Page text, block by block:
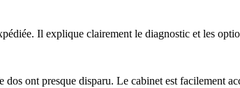
Il explique clairement le diagnostic et les
dos ont presque disparu. Le cabinet est facilement